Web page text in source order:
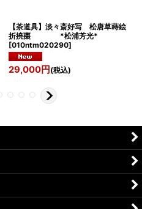
【茶道具】淡々斎好写 松唐草蒔絵
折撓棗 *松浦芳光*
[010ntm020290]
29,000円 (税込)